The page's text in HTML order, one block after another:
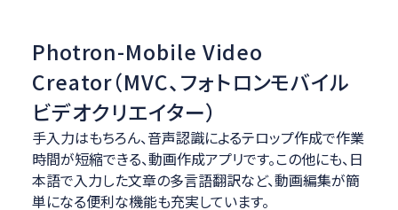
Photron-Mobile Video
Creator（MVC、フォトロンモバイル
ビデオクリエイター）
手入力はもちろん、音声認識によるテロップ作成で作業
時間が短縮できる、動画作成アプリです。この他にも、日
本語で入力した文章の多言語翻訳など、動画編集が簡
単になる便利な機能も充実しています。